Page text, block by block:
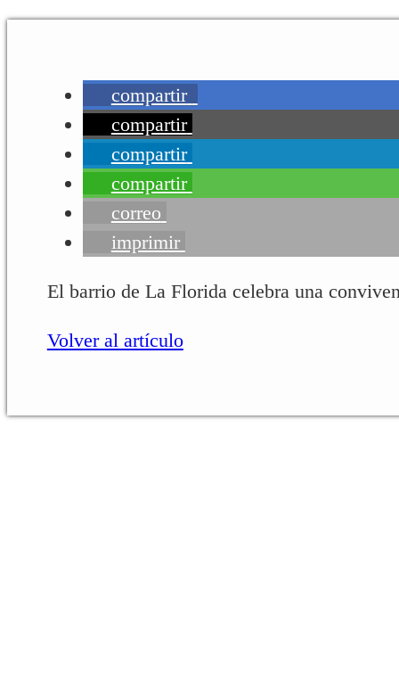
compartir
compartir
compartir
compartir
correo
imprimir
El barrio de La Florida celebra una
Volver al artículo